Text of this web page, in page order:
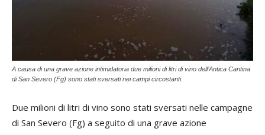
A causa di una grave azione intimidatoria due milioni di litri di vino dell’Antica Cantina
di San Severo (Fg) sono stati sversati nei campi circostanti.
Due milioni di litri di vino sono stati sversati nelle campagne
di San Severo (Fg) a seguito di una grave azione